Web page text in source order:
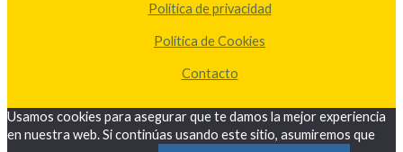
Política de privacidad
Política de Cookies
Contacto
Usamos cookies para asegurar que te damos la mejor experiencia
en nuestra web. Si continúas usando este sitio, asumiremos que